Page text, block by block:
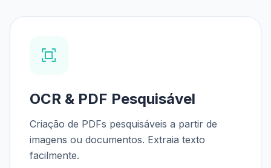
OCR & PDF Pesquisável
Criação de PDFs pesquisáveis a partir de
imagens ou documentos. Extraia texto
facilmente.